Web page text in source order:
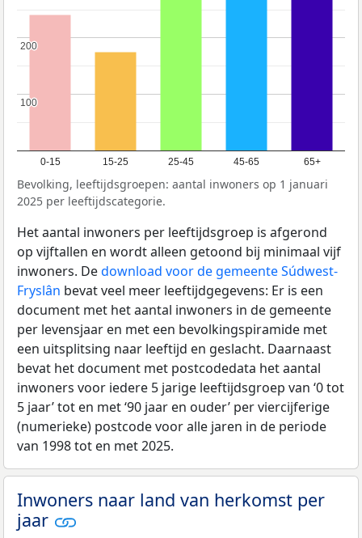
0-15 15-25 25-45 45-65 65+
100
100
200
200
Bevolking, leeftijdsgroepen: aantal inwoners op 1 januari
2025 per leeftijdscategorie.
Het aantal inwoners per leeftijdsgroep is afgerond
op vijftallen en wordt alleen getoond bij minimaal vijf
inwoners. Dedownload voor de gemeente Súdwest-
Fryslân bevat veel meer leeftijdgegevens: Er is een
document met het aantal inwoners in de gemeente
per levensjaar en met een bevolkingspiramide met
een uitsplitsing naar leeftijd en geslacht. Daarnaast
bevat het document met postcodedata het aantal
inwoners voor iedere 5 jarige leeftijdsgroep van ‘0 tot
5 jaar’ tot en met ‘90 jaar en ouder’ per viercijferige
(numerieke) postcode voor alle jaren in de periode
van 1998 tot en met 2025.
Inwoners naar land van herkomst per
jaar